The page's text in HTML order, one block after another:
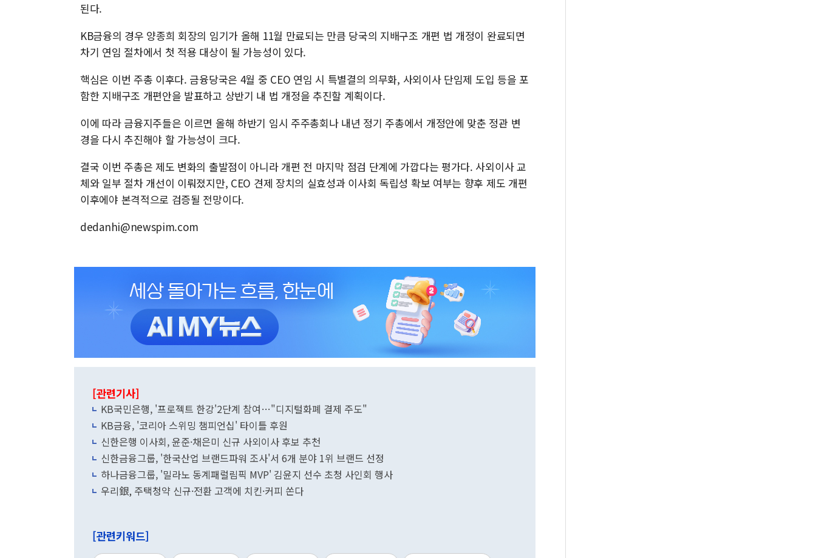
된다.
KB금융의 경우 양종희 회장의 임기가 올해 11월 만료되는 만큼 당국의 지배구조 개편 법 개정이 완료되면
차기 연임 절차에서 첫 적용 대상이 될 가능성이 있다.
핵심은 이번 주총 이후다. 금융당국은 4월 중 CEO 연임 시 특별결의 의무화, 사외이사 단임제 도입 등을 포
함한 지배구조 개편안을 발표하고 상반기 내 법 개정을 추진할 계획이다.
이에 따라 금융지주들은 이르면 올해 하반기 임시 주주총회나 내년 정기 주총에서 개정안에 맞춘 정관 변
경을 다시 추진해야 할 가능성이 크다.
결국 이번 주총은 제도 변화의 출발점이 아니라 개편 전 마지막 점검 단계에 가깝다는 평가다. 사외이사 교
체와 일부 절차 개선이 이뤄졌지만, CEO 견제 장치의 실효성과 이사회 독립성 확보 여부는 향후 제도 개편
이후에야 본격적으로 검증될 전망이다.
dedanhi@newspim.com
[관련기사]
KB국민은행, '프로젝트 한강'2단계 참여…"디지털화폐 결제 주도"
KB금융, '코리아 스위밍 챔피언십' 타이틀 후원
신한은행 이사회, 윤준·채은미 신규 사외이사 후보 추천
신한금융그룹, '한국산업 브랜드파워 조사'서 6개 분야 1위 브랜드 선정
하나금융그룹, '밀라노 동계패럴림픽 MVP' 김윤지 선수 초청 사인회 행사
우리銀, 주택청약 신규·전환 고객에 치킨·커피 쏜다
[관련키워드]